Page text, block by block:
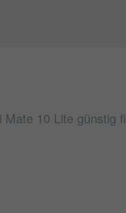
Mate 10 Lite günstig